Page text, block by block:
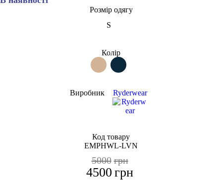
Розмір одягу
S
Колір
Виробник Ryderwear
Код товару
EMPHWL-LVN
грн
4500
грн
5000